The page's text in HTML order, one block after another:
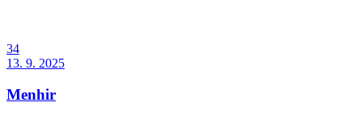
34
13. 9. 2025
Menhir